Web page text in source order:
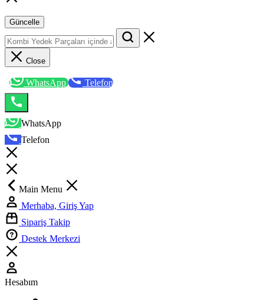
Güncelle
Close
WhatsApp Telefon
WhatsApp
Telefon
Main Menu
Merhaba, Giriş Yap
Sipariş Takip
Destek Merkezi
Hesabım